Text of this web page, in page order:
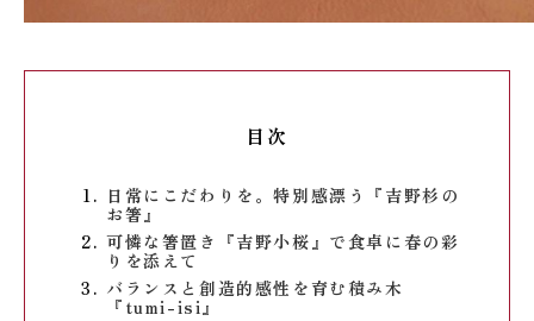
目次
日常にこだわりを。特別感漂う『吉野杉の
お箸』
可憐な箸置き『吉野小桜』で食卓に春の彩
りを添えて
バランスと創造的感性を育む積み木
『tumi-isi』